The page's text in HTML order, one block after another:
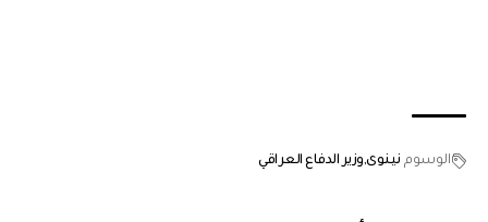
الوسوم نينوى وزير الدفاع العراقي